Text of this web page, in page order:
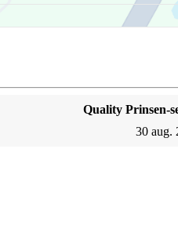
Quality Prinsen-
30 aug.